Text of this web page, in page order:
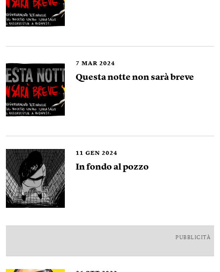
7 MAR 2024
Questa notte non sarà breve
11 GEN 2024
In fondo al pozzo
PUBBLICITÀ